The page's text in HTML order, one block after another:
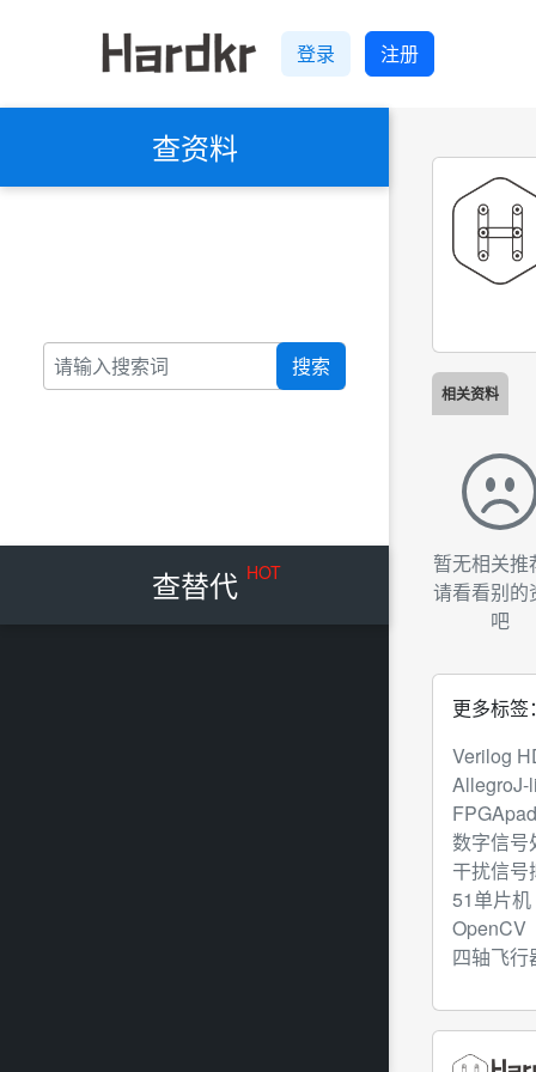
登录 注册
查资料
搜索
查替代 HOT
相关资料
暂无相关推
请看看别的
吧
更多标签
Verilog
AllegroJ-
FPGA
数字信号
干扰信号
51单片机
OpenCV
四轴飞行